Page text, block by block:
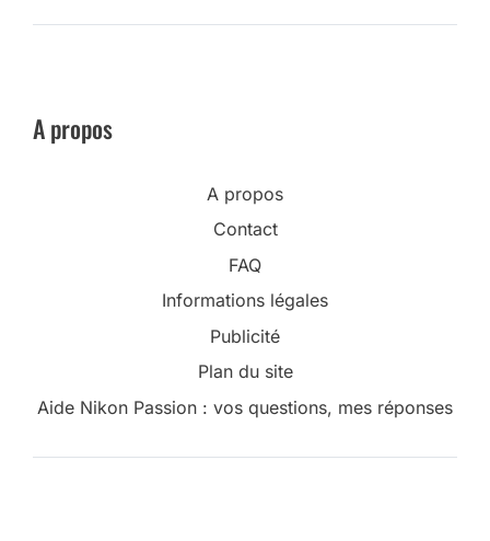
A propos
A propos
Contact
FAQ
Informations légales
Publicité
Plan du site
Aide Nikon Passion : vos questions, mes réponses